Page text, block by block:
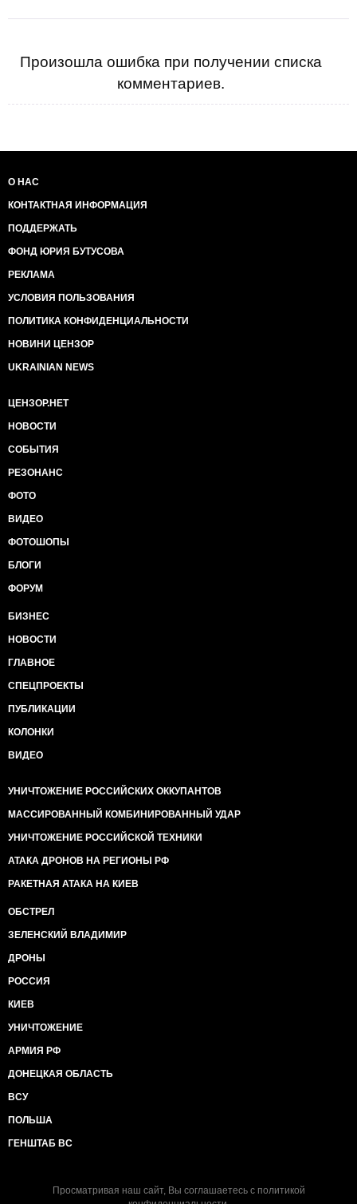
Произошла ошибка при получении списка
комментариев.
О НАС
КОНТАКТНАЯ ИНФОРМАЦИЯ
ПОДДЕРЖАТЬ
ФОНД ЮРИЯ БУТУСОВА
РЕКЛАМА
УСЛОВИЯ ПОЛЬЗОВАНИЯ
ПОЛИТИКА КОНФИДЕНЦИАЛЬНОСТИ
НОВИНИ ЦЕНЗОР
UKRAINIAN NEWS
ЦЕНЗОР.НЕТ
НОВОСТИ
СОБЫТИЯ
РЕЗОНАНС
ФОТО
ВИДЕО
ФОТОШОПЫ
БЛОГИ
ФОРУМ
БИЗНЕС
НОВОСТИ
ГЛАВНОЕ
СПЕЦПРОЕКТЫ
ПУБЛИКАЦИИ
КОЛОНКИ
ВИДЕО
УНИЧТОЖЕНИЕ РОССИЙСКИХ ОККУПАНТОВ
МАССИРОВАННЫЙ КОМБИНИРОВАННЫЙ УДАР
УНИЧТОЖЕНИЕ РОССИЙСКОЙ ТЕХНИКИ
АТАКА ДРОНОВ НА РЕГИОНЫ РФ
РАКЕТНАЯ АТАКА НА КИЕВ
ОБСТРЕЛ
ЗЕЛЕНСКИЙ ВЛАДИМИР
ДРОНЫ
РОССИЯ
КИЕВ
УНИЧТОЖЕНИЕ
АРМИЯ РФ
ДОНЕЦКАЯ ОБЛАСТЬ
ВСУ
ПОЛЬША
ГЕНШТАБ ВС
Просматривая наш сайт, Вы соглашаетесь с политикой